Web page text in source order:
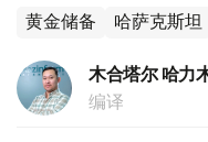
黄金储备 哈萨克斯坦
木合塔尔 哈力
编译